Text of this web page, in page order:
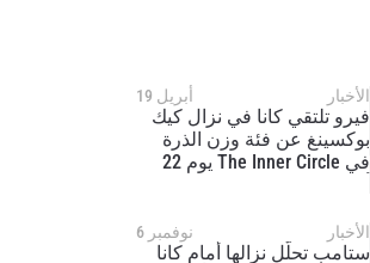
الأخبار أبريل 19
فيرو تلتقي كانا في نزال كيك
بوكسينغ عن فئة وزن الذرة
في The Inner Circle يوم 22
الأخبار نوفمبر 6
ستامب تحلّل نزالها أمام كانا